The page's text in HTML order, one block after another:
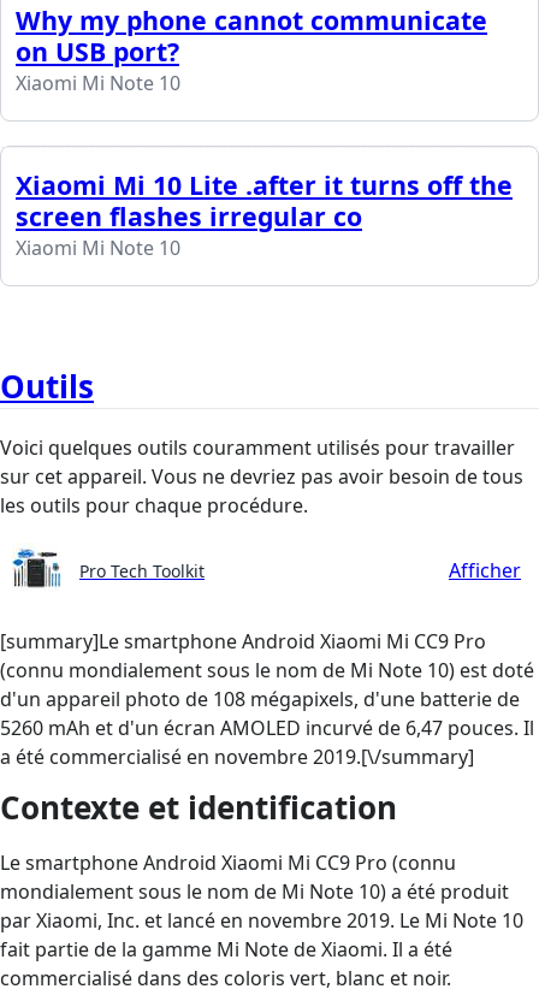
Why my phone cannot communicate
on USB port?
Xiaomi Mi Note 10
Xiaomi Mi 10 Lite .after it turns off the
screen flashes irregular co
Xiaomi Mi Note 10
Outils
Voici quelques outils couramment utilisés pour travailler
sur cet appareil. Vous ne devriez pas avoir besoin de tous
les outils pour chaque procédure.
Pro Tech Toolkit Afficher
[summary]Le smartphone Android Xiaomi Mi CC9 Pro
(connu mondialement sous le nom de Mi Note 10) est doté
d'un appareil photo de 108 mégapixels, d'une batterie de
5260 mAh et d'un écran AMOLED incurvé de 6,47 pouces. Il
a été commercialisé en novembre 2019.[\/summary]
Contexte et identification
Le smartphone Android Xiaomi Mi CC9 Pro (connu
mondialement sous le nom de Mi Note 10) a été produit
par Xiaomi, Inc. et lancé en novembre 2019. Le Mi Note 10
fait partie de la gamme Mi Note de Xiaomi. Il a été
commercialisé dans des coloris vert, blanc et noir.